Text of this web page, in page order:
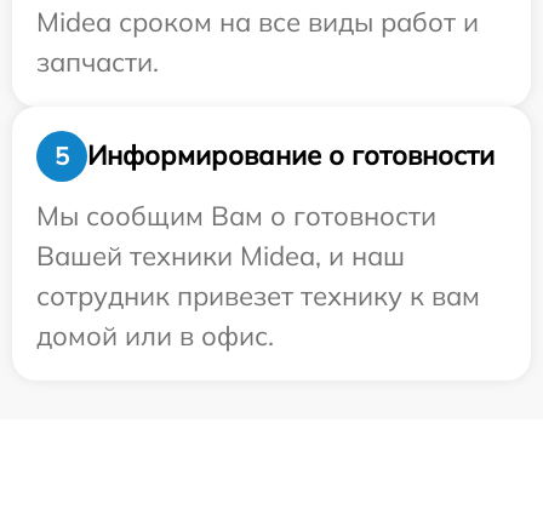
Midea сроком на все виды работ и
запчасти.
5
Информирование о готовности
Мы сообщим Вам о готовности
Вашей техники Midea, и наш
сотрудник привезет технику к вам
домой или в офис.